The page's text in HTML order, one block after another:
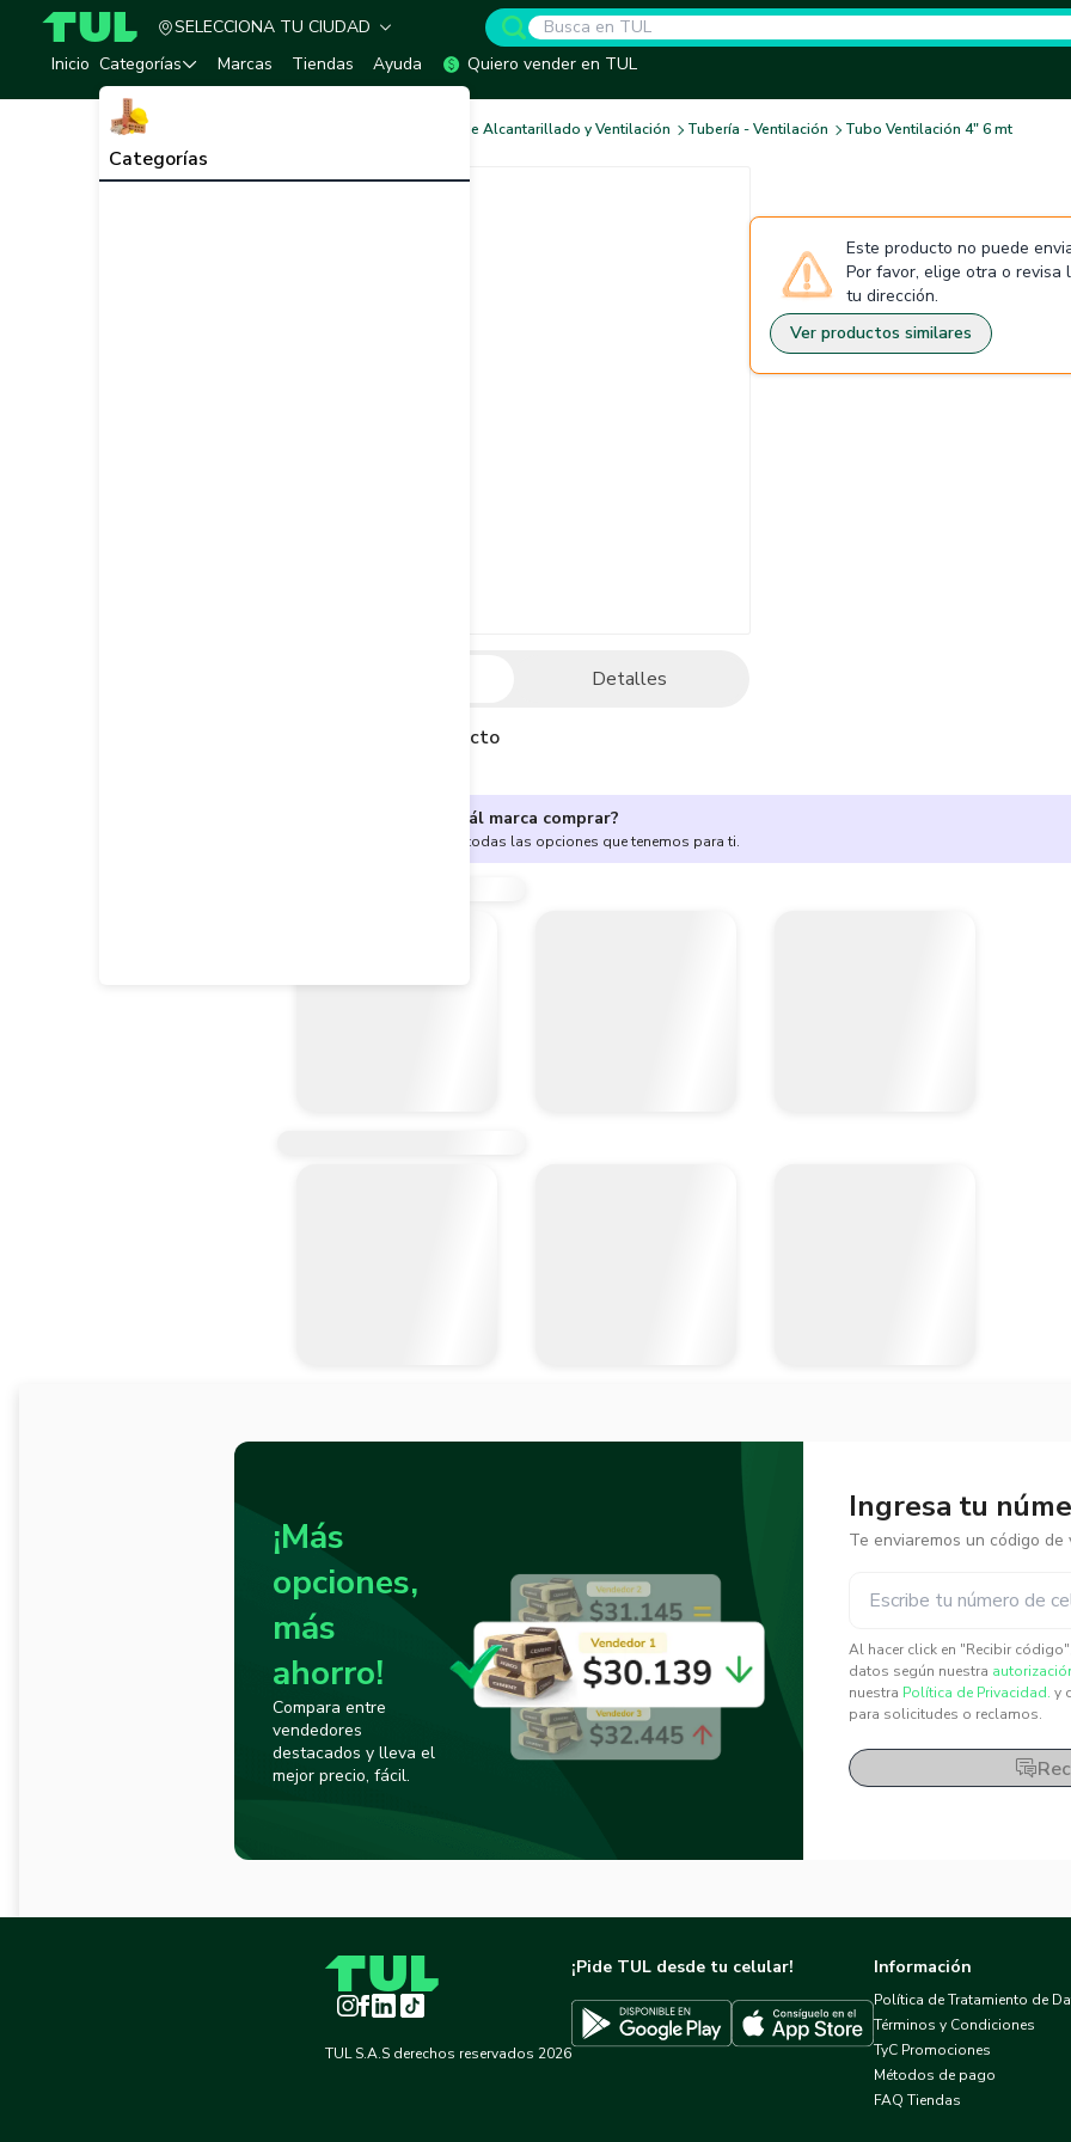
TUL - Tu Marketplace de Construcción
SELECCIONA TU CIUDAD
Inicio Categorías
Categorías
Marcas Tiendas Ayuda Quiero vender en TUL
Redes de Alcantarillado y Ventilación Tubería - Ventilación Tubo Ventilación 4" 6 mt
Detalles
Descripción del producto
Este producto no puede
Por favor, elige otra o revisa
tu dirección.
Ver productos similares
¿No sabes cuál marca comprar?
Encuentra aquí todas las opciones que tenemos para ti.
¡Más
opciones,
más
ahorro!
Compara entre
vendedores
destacados y lleva el
mejor precio, fácil.
Ingresa tu
Te enviaremos un código de
Al hacer click en "Recibir
datos según nuestra
nuestra Política de Privacidad. y
para solicitudes o reclamos.
Instagram
Facebook
LinkedInTikTok
TUL S.A.S derechos reservados 2026
¡Pide TUL desde tu celular!
Descargar TUL en Google PlayDescargar TUL en App Store
Información
Política de Tratamiento de
Términos y Condiciones
TyC Promociones
Métodos de pago
FAQ Tiendas